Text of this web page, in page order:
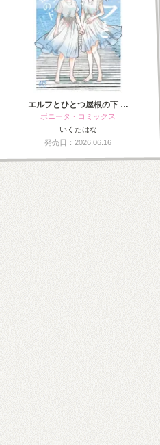
エルフとひとつ屋根の下 …
ボニータ・コミックス
いくたはな
発売日：2026.06.16